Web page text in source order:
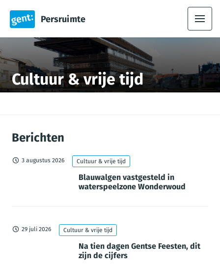
Persruimte
Cultuur & vrije tijd
Berichten
3 augustus 2026 Cultuur & vrije tijd
Blauwalgen vastgesteld in
waterspeelzone Wonderwoud
29 juli 2026 Cultuur & vrije tijd
Na tien dagen Gentse Feesten, dit
zijn de cijfers